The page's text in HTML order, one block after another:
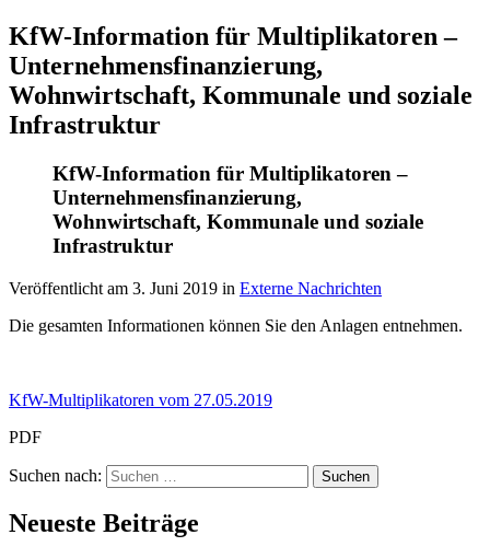
KfW-Information für Multiplikatoren –
Unternehmensfinanzierung,
Wohnwirtschaft, Kommunale und soziale
Infrastruktur
KfW-Information für Multiplikatoren –
Unternehmensfinanzierung,
Wohnwirtschaft, Kommunale und soziale
Infrastruktur
Veröffentlicht am 3. Juni 2019 in Externe Nachrichten
Die gesamten Informationen können Sie den Anlagen entnehmen.
KfW-Multiplikatoren vom 27.05.2019
PDF
Suchen nach:
Neueste Beiträge